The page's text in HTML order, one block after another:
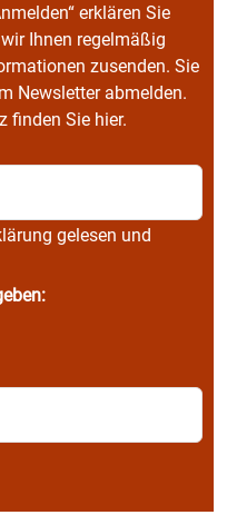
erklären Sie
Ihnen regelmäßig
zusenden. Sie
Newsletter abmelden.
finden Sie hier.
gelesen und